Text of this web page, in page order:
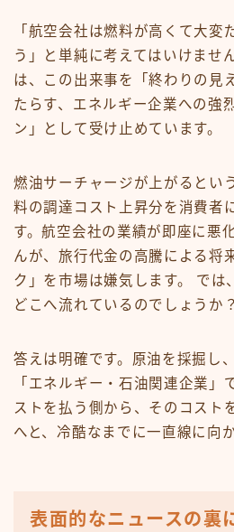
「航空会社は燃料が高くて大変
う」と単純に考えてはいけませ
は、この出来事を「終わりの見
たらす、エネルギー企業への強
ン」として受け止めています。
燃油サーチャージが上がるとい
料の調達コスト上昇分を消費者
す。航空会社の業績が即座に悪
んが、旅行代金の高騰による将
ク」を市場は嫌気します。 では
どこへ流れているのでしょうか？
答えは明確です。原油を採掘し
「エネルギー・石油関連企業」
ストを払う側から、そのコスト
へと、冷酷なまでに一直線に向
表面的なニュースの裏